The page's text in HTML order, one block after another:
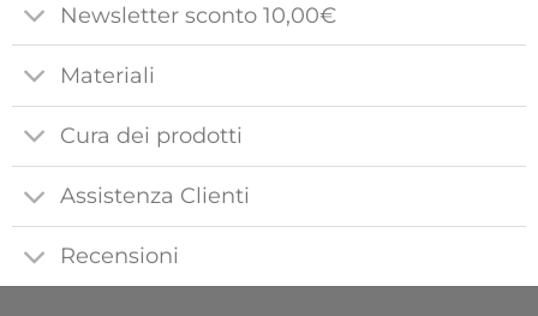
Newsletter sconto 10,00€
Materiali
Cura dei prodotti
Assistenza Clienti
Recensioni